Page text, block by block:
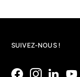
SUIVEZ-NOUS !